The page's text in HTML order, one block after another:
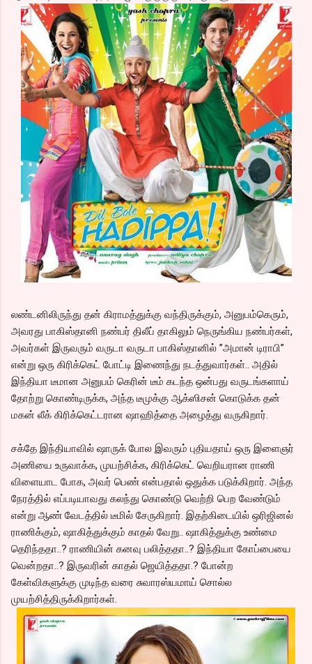
லண்டனிலிருந்து தன் கிராமத்துக்கு வந்திருக்கும், அனுபம்கெரும்,
அவரது பாகிஸ்தானி நண்பர் திலீப் தாகிலும் நெருங்கிய நண்பர்கள்,
அவர்கள் இருவரும் வருடா வருடா பாகிஸ்தானில் ”அமான் டிராபி”
என்று ஒரு கிரிக்கெட் போட்டி இணைந்து நடத்துவார்கள்.. அதில்
இந்தியா டீமான அனுபம் கெரின் டீம் கடந்த ஒன்பது வருடங்களாய்
தோற்று கொண்டிருக்க, அந்த டீமுக்கு ஆக்ஸிசன் கொடுக்க தன்
மகன் லீக் கிரிக்கெட்டரான ஷாஹித்தை அழைத்து வருகிறார்.
சக்தே இந்தியாவில் ஷாருக் போல இவரும் புதியதாய் ஒரு இளைஞர்
அணியை உருவாக்க, முயற்சிக்க, கிரிக்கெட் வெறியரான ராணி
விளையாட போக, அவர் பெண் என்பதால் ஒதுக்க படுக்கிறார். அந்த
நேரத்தில் எப்படியாவது கலந்து கொண்டு வெற்றி பெற வேண்டும்
என்று ஆண் வேடத்தில் டீமில் சேருகிறார். இதற்கிடையில் ஒரிஜினல்
ராணிக்கும், ஷாகித்துக்கும் காதல் வேறு.. ஷாகித்துக்கு உண்மை
தெரிந்ததா..? ராணியின் கனவு பலித்ததா..? இந்தியா கோப்பையை
வென்றதா..? இருவரின் காதல் ஜெயித்ததா.? போன்ற
கேள்விகளுக்கு முடிந்த வரை சுவாரஸ்யமாய் சொல்ல
முயற்சித்திருக்கிறார்கள்.